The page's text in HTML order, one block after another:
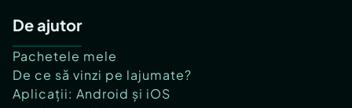
De ajutor
Pachetele mele
De ce să vinzi pe lajumate?
Aplicații: Android și iOS